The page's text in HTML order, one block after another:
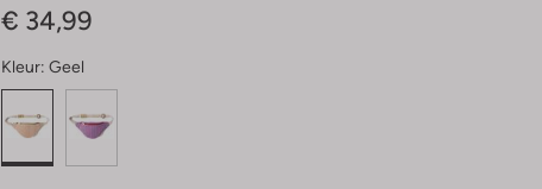
€ 34,99
Kleur: Geel